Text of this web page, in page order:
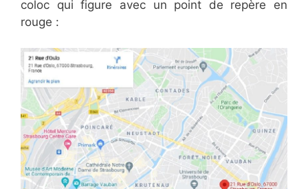
coloc qui figure avec un point de repère en
rouge :